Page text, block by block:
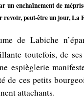
un enchaînement de
revoir,peut-être un jour, La
de Labiche
toutefois, de
espièglerie
de ces petits
attachants.